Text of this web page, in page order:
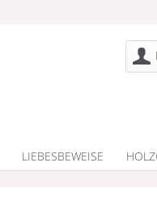
LIEBESBEWEISE